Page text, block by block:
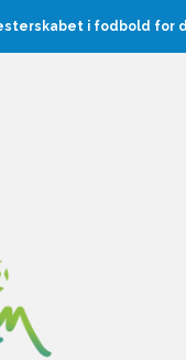
i fodbold